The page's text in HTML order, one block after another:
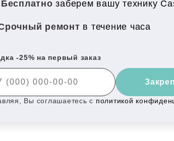
Бесплатно заберем вашу технику
ремонт в течение часа
-25% на первый заказ
Вы соглашаетесь с политикой